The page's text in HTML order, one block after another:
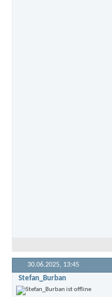
30.06.2025, 13:45
Stefan_Burban